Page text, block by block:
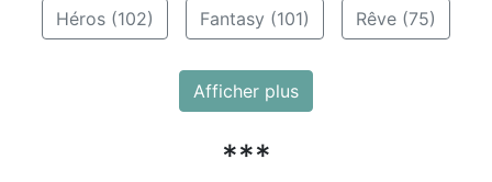
Héros (102) Fantasy (101) Rêve (75)
Afficher plus
***